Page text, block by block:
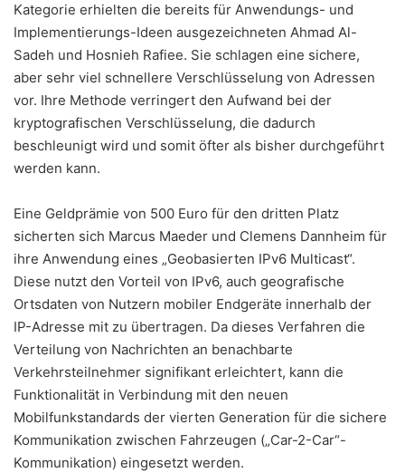
Kategorie erhielten die bereits für Anwendungs- und
Implementierungs-Ideen ausgezeichneten Ahmad Al-
Sadeh und Hosnieh Rafiee. Sie schlagen eine sichere,
aber sehr viel schnellere Verschlüsselung von Adressen
vor. Ihre Methode verringert den Aufwand bei der
kryptografischen Verschlüsselung, die dadurch
beschleunigt wird und somit öfter als bisher durchgeführt
werden kann.
Eine Geldprämie von 500 Euro für den dritten Platz
sicherten sich Marcus Maeder und Clemens Dannheim für
ihre Anwendung eines „Geobasierten IPv6 Multicast“.
Diese nutzt den Vorteil von IPv6, auch geografische
Ortsdaten von Nutzern mobiler Endgeräte innerhalb der
IP-Adresse mit zu übertragen. Da dieses Verfahren die
Verteilung von Nachrichten an benachbarte
Verkehrsteilnehmer signifikant erleichtert, kann die
Funktionalität in Verbindung mit den neuen
Mobilfunkstandards der vierten Generation für die sichere
Kommunikation zwischen Fahrzeugen („Car-2-Car“-
Kommunikation) eingesetzt werden.